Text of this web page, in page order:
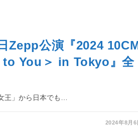
Zepp公演『2024
You＞ in Tokyo』全
王」から日本でも…
2024年8月6